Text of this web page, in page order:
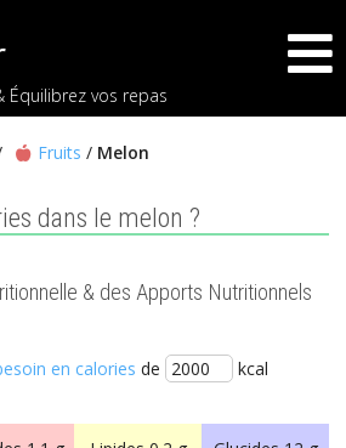
Équilibrez vos repas
Fruits / Melon
dans le melon ?
& des Apports Nutritionnels
en calories de kcal